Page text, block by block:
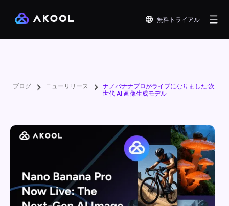
無料トライアル
ブログ ニューリリース
ナノバナナプロがライブになりました:次
世代 AI 画像生成モデル